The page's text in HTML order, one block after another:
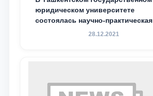
юридическом университете
состоялась научно-практическая
конференция магистрантов
28.12.2021